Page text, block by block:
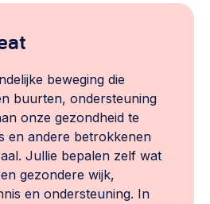
politiek
maatschappelijke impact >
participatie,
beweging die
buurten, ondersteuning
onze gezondheid te
en andere betrokkenen
Jullie bepalen zelf wat
gezondere wijk,
en ondersteuning. In